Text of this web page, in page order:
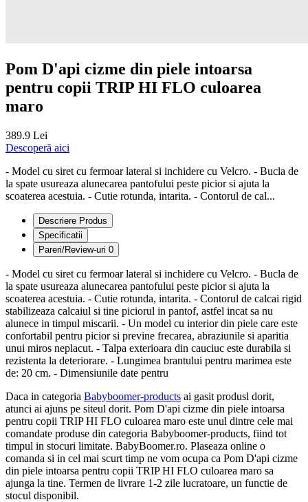
Pom D'api cizme din piele intoarsa
pentru copii TRIP HI FLO culoarea
maro
389.9 Lei
Descoperă aici
- Model cu siret cu fermoar lateral si inchidere cu Velcro. - Bucla de
la spate usureaza alunecarea pantofului peste picior si ajuta la
scoaterea acestuia. - Cutie rotunda, intarita. - Contorul de cal...
Descriere Produs
Specificatii
Pareri/Review-uri 0
- Model cu siret cu fermoar lateral si inchidere cu Velcro. - Bucla de
la spate usureaza alunecarea pantofului peste picior si ajuta la
scoaterea acestuia. - Cutie rotunda, intarita. - Contorul de calcai rigid
stabilizeaza calcaiul si tine piciorul in pantof, astfel incat sa nu
alunece in timpul miscarii. - Un model cu interior din piele care este
confortabil pentru picior si previne frecarea, abraziunile si aparitia
unui miros neplacut. - Talpa exterioara din cauciuc este durabila si
rezistenta la deteriorare. - Lungimea brantului pentru marimea este
de: 20 cm. - Dimensiunile date pentru
Daca in categoria Babyboomer-products ai gasit produsl dorit,
atunci ai ajuns pe siteul dorit. Pom D'api cizme din piele intoarsa
pentru copii TRIP HI FLO culoarea maro este unul dintre cele mai
comandate produse din categoria Babyboomer-products, fiind tot
timpul in stocuri limitate. BabyBoomer.ro. Plaseaza online o
comanda si in cel mai scurt timp ne vom ocupa ca Pom D'api cizme
din piele intoarsa pentru copii TRIP HI FLO culoarea maro sa
ajunga la tine. Termen de livrare 1-2 zile lucratoare, un functie de
stocul disponibil.